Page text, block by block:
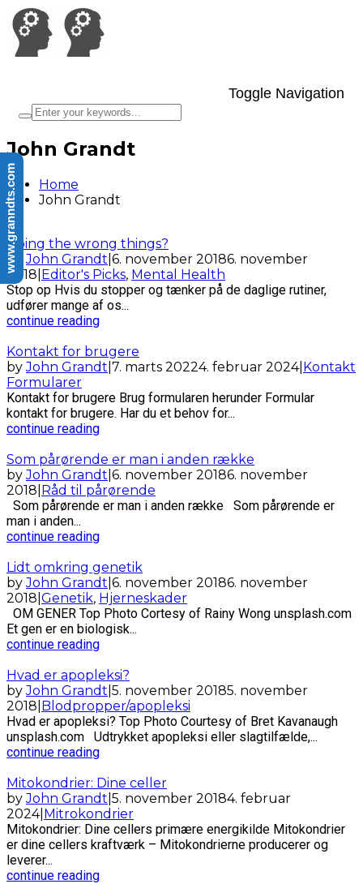
Toggle Navigation
John Grandt
Home
John Grandt
Doing the wrong things?
byJohn Grandt 6. november 20186. november
2018 Editor's Picks, Mental Health
Stop op Hvis du stopper og tænker på de daglige rutiner,
udfører mange af os...
continue reading
Kontakt for brugere
byJohn Grandt 7. marts 20224. februar 2024| Kontakt
Formularer
Kontakt for brugere Brug formularen herunder Formular
kontakt for brugere. Har du et behov for...
continue reading
Som pårørende er man i anden række
byJohn Grandt 6. november 20186. november
2018 Råd til pårørende
Som pårørende er man i anden række Som pårørende er
man i anden...
continue reading
Lidt omkring genetik
byJohn Grandt 6. november 20186. november
2018 Genetik, Hjerneskader
OM GENER Top Photo Cortesy of Rainy Wong unsplash.com
Et gen er en biologisk...
continue reading
Hvad er apopleksi?
byJohn Grandt 5. november 20185. november
2018 Blodpropper/apopleksi
Hvad er apopleksi? Top Photo Courtesy of Bret Kavanaugh
unsplash.com Udtrykket apopleksi eller slagtilfælde,...
continue reading
Mitokondrier: Dine celler
byJohn Grandt 5. november 20184. februar
2024| Mitrokondrier
Mitokondrier: Dine cellers primære energikilde Mitokondrier
er dine cellers kraftværk – Mitokondrierne producerer og
leverer...
continue reading
www.granndts.com